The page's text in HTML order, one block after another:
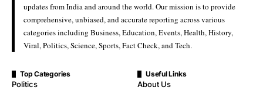
updates from India and around the world. Our mission is to provide
comprehensive, unbiased, and accurate reporting across various
categories including Business, Education, Events, Health, History,
Viral, Politics, Science, Sports, Fact Check, and Tech.
Top Categories
Politics
Useful Links
About Us